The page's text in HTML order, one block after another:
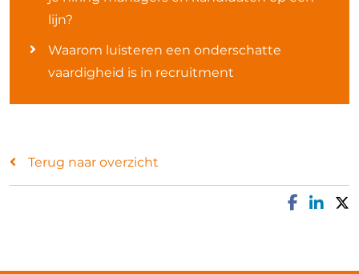
lijn?
Waarom luisteren een onderschatte
vaardigheid is in recruitment
Terug naar overzicht